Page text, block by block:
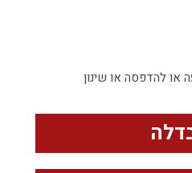
או להדפסה או שינון